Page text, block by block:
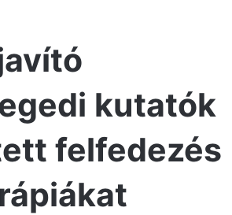
kutatók
felfedezés